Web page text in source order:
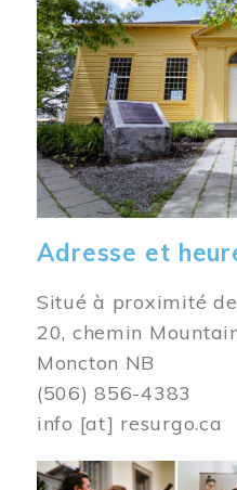
Adresse et
Situé à proximité
20, chemin
Moncton NB
(506) 856-4383
info [at] resurgo.ca
Image